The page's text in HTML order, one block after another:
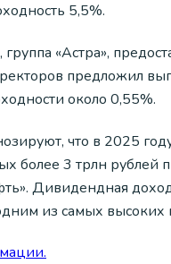
5,5%.
группа «Астра»,
предложил
около 0,55%.
что в 2025
более 3 трлн рублей
Дивидендная
из самых высоких